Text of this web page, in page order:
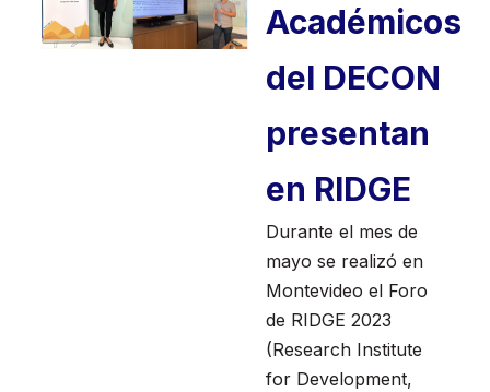
Académicos
del DECON
presentan
en RIDGE
Durante el mes de
mayo se realizó en
Montevideo el Foro
de RIDGE 2023
(Research Institute
for Development,